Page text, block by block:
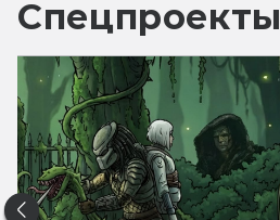
Спецпроекты